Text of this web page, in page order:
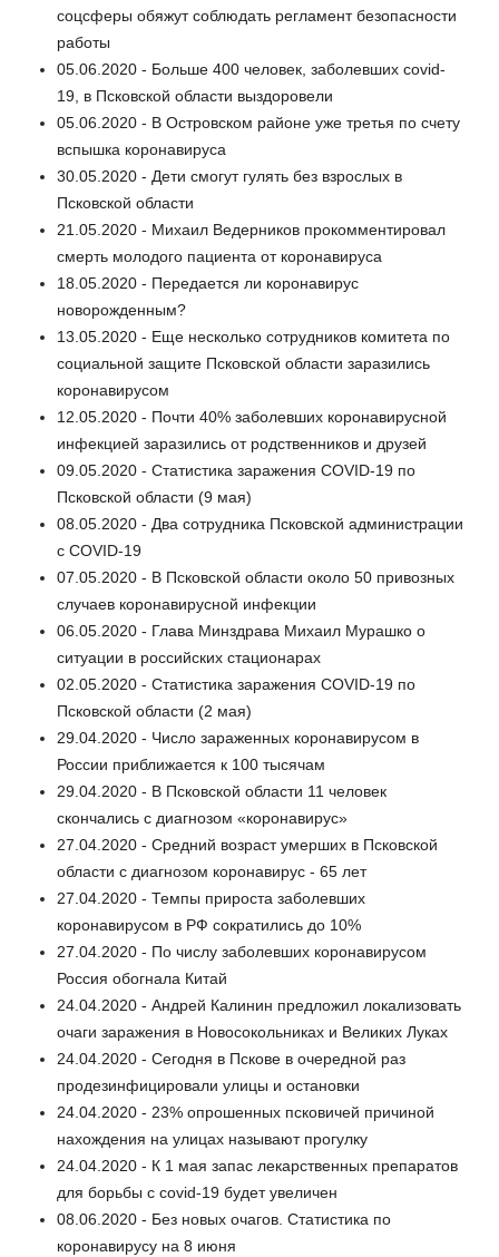
соцсферы обяжут соблюдать регламент безопасности
работы
05.06.2020 - Больше 400 человек, заболевших covid-
19, в Псковской области выздоровели
05.06.2020 - В Островском районе уже третья по счету
вспышка коронавируса
30.05.2020 - Дети смогут гулять без взрослых в
Псковской области
21.05.2020 - Михаил Ведерников прокомментировал
смерть молодого пациента от коронавируса
18.05.2020 - Передается ли коронавирус
новорожденным?
13.05.2020 - Еще несколько сотрудников комитета по
социальной защите Псковской области заразились
коронавирусом
12.05.2020 - Почти 40% заболевших коронавирусной
инфекцией заразились от родственников и друзей
09.05.2020 - Статистика заражения COVID-19 по
Псковской области (9 мая)
08.05.2020 - Два сотрудника Псковской администрации
с COVID-19
07.05.2020 - В Псковской области около 50 привозных
случаев коронавирусной инфекции
06.05.2020 - Глава Минздрава Михаил Мурашко о
ситуации в российских стационарах
02.05.2020 - Статистика заражения COVID-19 по
Псковской области (2 мая)
29.04.2020 - Число зараженных коронавирусом в
России приближается к 100 тысячам
29.04.2020 - В Псковской области 11 человек
скончались с диагнозом «коронавирус»
27.04.2020 - Средний возраст умерших в Псковской
области с диагнозом коронавирус - 65 лет
27.04.2020 - Темпы прироста заболевших
коронавирусом в РФ сократились до 10%
27.04.2020 - По числу заболевших коронавирусом
Россия обогнала Китай
24.04.2020 - Андрей Калинин предложил локализовать
очаги заражения в Новосокольниках и Великих Луках
24.04.2020 - Сегодня в Пскове в очередной раз
продезинфицировали улицы и остановки
24.04.2020 - 23% опрошенных псковичей причиной
нахождения на улицах называют прогулку
24.04.2020 - К 1 мая запас лекарственных препаратов
для борьбы с covid-19 будет увеличен
08.06.2020 - Без новых очагов. Статистика по
коронавирусу на 8 июня